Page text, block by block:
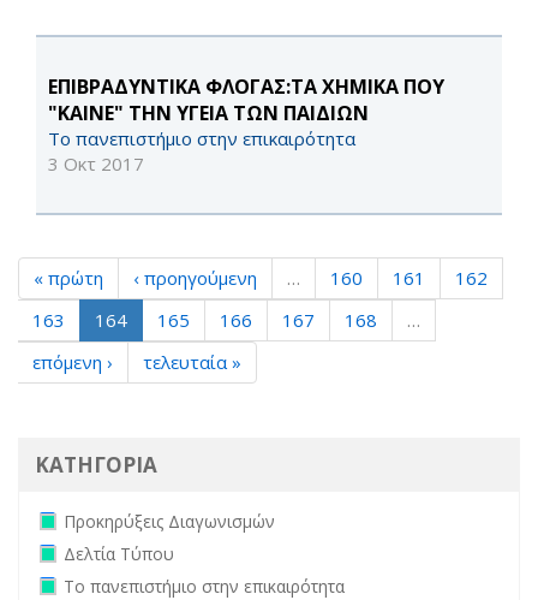
ΕΠΙΒΡΑΔΥΝΤΙΚΑ ΦΛΟΓΑΣ:ΤΑ ΧΗΜΙΚΑ ΠΟΥ
"ΚΑΙΝΕ" ΤΗΝ ΥΓΕΙΑ ΤΩΝ ΠΑΙΔΙΩΝ
Το πανεπιστήμιο στην επικαιρότητα
3 Οκτ 2017
« πρώτη ‹ προηγούμενη … 160 161
162
163
164 165 166 167 168
…
επόμενη ›
τελευταία »
ΚΑΤΗΓΟΡΙΑ
Remove Προκηρύξεις Διαγωνισμών filter
Προκηρύξεις Διαγωνισμών
Remove Δελτία Τύπου filter
Δελτία Τύπου
Remove Το πανεπιστήμιο στην επικαιρότητα filter
Το πανεπιστήμιο στην επικαιρότητα